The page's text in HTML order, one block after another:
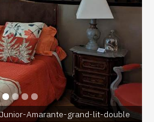
Amarante-grand-lit-double